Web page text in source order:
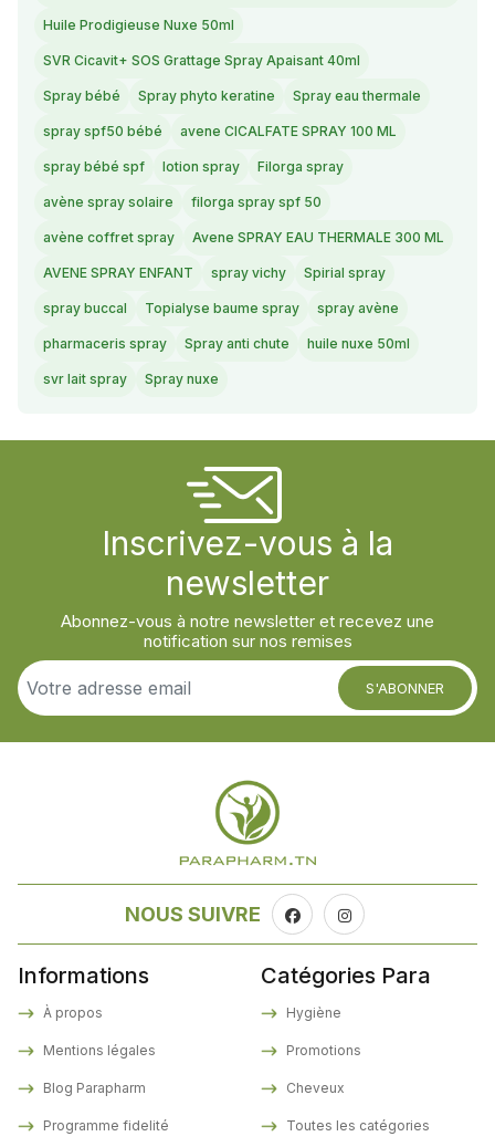
Huile Prodigieuse Nuxe 50ml
SVR Cicavit+ SOS Grattage Spray Apaisant 40ml
Spray bébé Spray phyto keratine Spray eau thermale
spray spf50 bébé avene CICALFATE SPRAY 100 ML
spray bébé spf lotion spray Filorga spray
avène spray solaire filorga spray spf 50
avène coffret spray Avene SPRAY EAU THERMALE 300 ML
AVENE SPRAY ENFANT spray vichy Spirial spray
spray buccal Topialyse baume spray spray avène
pharmaceris spray Spray anti chute huile nuxe 50ml
svr lait spray Spray nuxe
Inscrivez-vous à la
newsletter
Abonnez-vous à notre newsletter et recevez une
notification sur nos remises
S'ABONNER
NOUS SUIVRE
Informations
À propos
Mentions légales
Blog Parapharm
Programme fidelité
Catégories Para
Hygiène
Promotions
Cheveux
Toutes les catégories